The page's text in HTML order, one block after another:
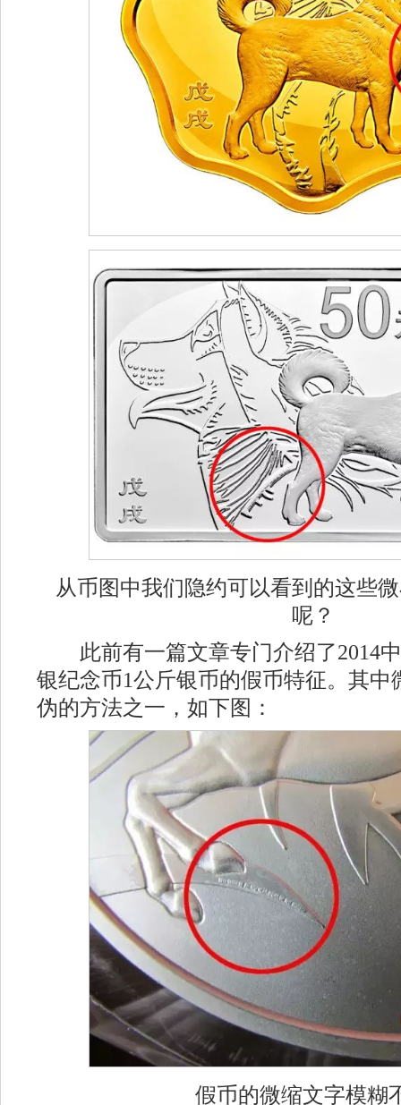
从币图中我们隐约可以看到的这些
呢？
此前有一篇文章专门介绍了2014
银纪念币1公斤银币的假币特征。其中
伪的方法之一，如下图：
假币的微缩文字模糊